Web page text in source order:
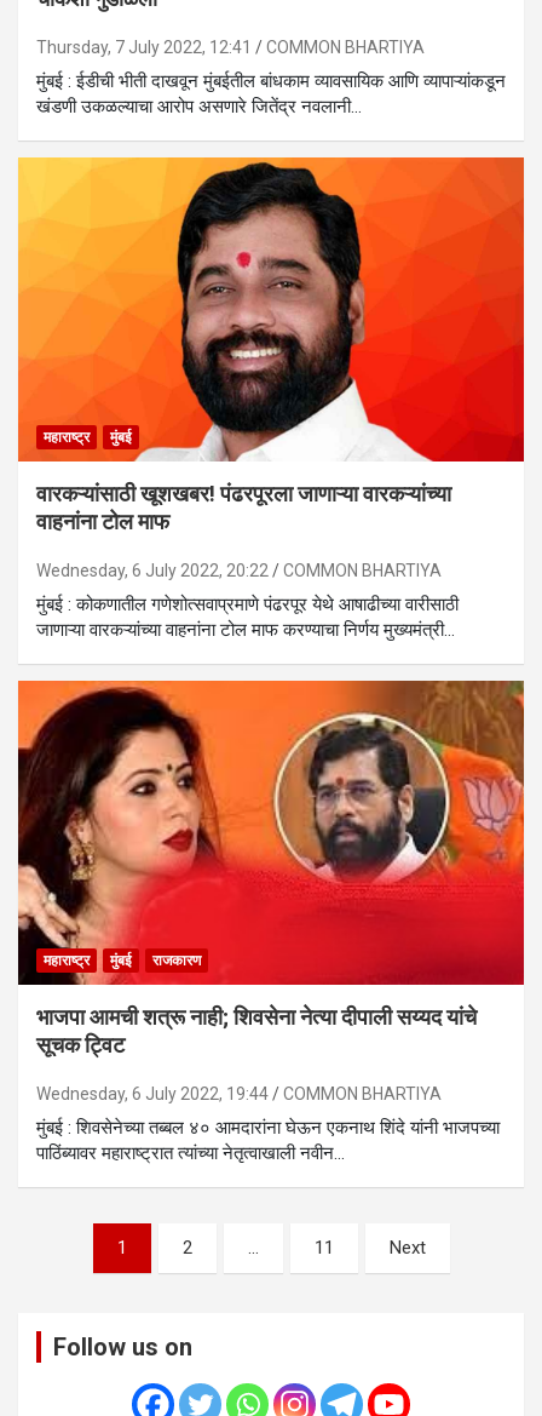
Thursday, 7 July 2022, 12:41 COMMON BHARTIYA
मुंबई : ईडीची भीती दाखवून मुंबईतील बांधकाम व्यावसायिक आणि व्यापाऱ्यांकडून
खंडणी उकळल्याचा आरोप असणारे जितेंद्र नवलानी…
महाराष्ट्र मुंबई
वारकऱ्यांसाठी खूशखबर! पंढरपूरला जाणाऱ्या वारकऱ्यांच्या
वाहनांना टोल माफ
Wednesday, 6 July 2022, 20:22 COMMON BHARTIYA
मुंबई : कोकणातील गणेशोत्सवाप्रमाणे पंढरपूर येथे आषाढीच्या वारीसाठी
जाणाऱ्या वारकऱ्यांच्या वाहनांना टोल माफ करण्याचा निर्णय मुख्यमंत्री…
महाराष्ट्र मुंबई राजकारण
भाजपा आमची शत्रू नाही; शिवसेना नेत्या दीपाली सय्यद यांचे
सूचक ट्विट
Wednesday, 6 July 2022, 19:44 COMMON BHARTIYA
मुंबई : शिवसेनेच्या तब्बल ४० आमदारांना घेऊन एकनाथ शिंदे यांनी भाजपच्या
पाठिंब्यावर महाराष्ट्रात त्यांच्या नेतृत्वाखाली नवीन…
pagination
1 2 11 Next
Follow us on